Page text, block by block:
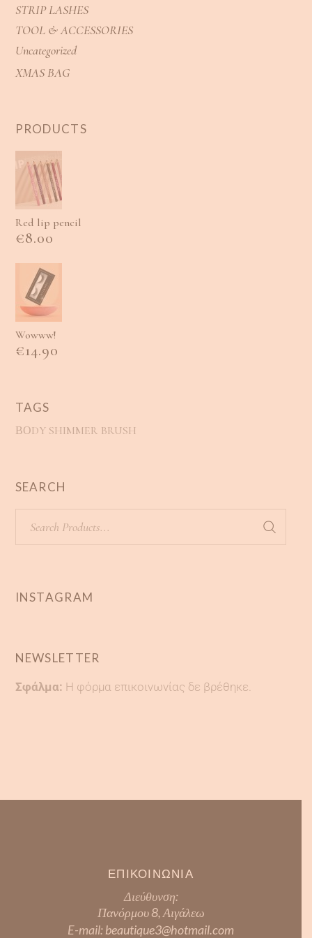
STRIP LASHES
TOOL & ACCESSORIES
Uncategorized
XMAS BAG
PRODUCTS
Red lip pencil
€8.00
Wowww!
€14.90
TAGS
ΒΟDY SHIMMER BRUSH
SEARCH
INSTAGRAM
NEWSLETTER
Σφάλμα: Η φόρμα επικοινωνίας δε βρέθηκε.
ΕΠΙΚΟΙΝΩΝΙΑ
Διεύθυνση:
Πανόρμου 8, Αιγάλεω
E-mail:beautique3@hotmail.com